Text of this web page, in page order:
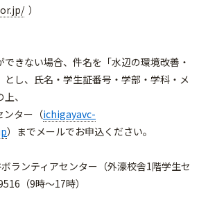
）
きない場合、件名を「水辺の環境改善・
し、氏名・学生証番号・学部・学科・メ
、
ンター（ichigayavc-
） までメールでお申込ください。
ボランティアセンター（外濠校舎1階学生セ
（9時～17時）